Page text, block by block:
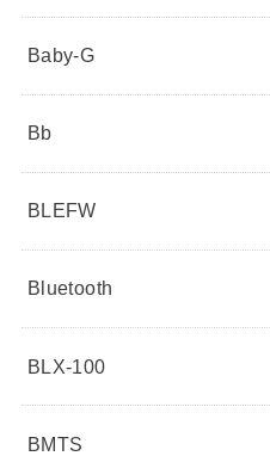
Baby-G
Bb
BLEFW
Bluetooth
BLX-100
BMTS